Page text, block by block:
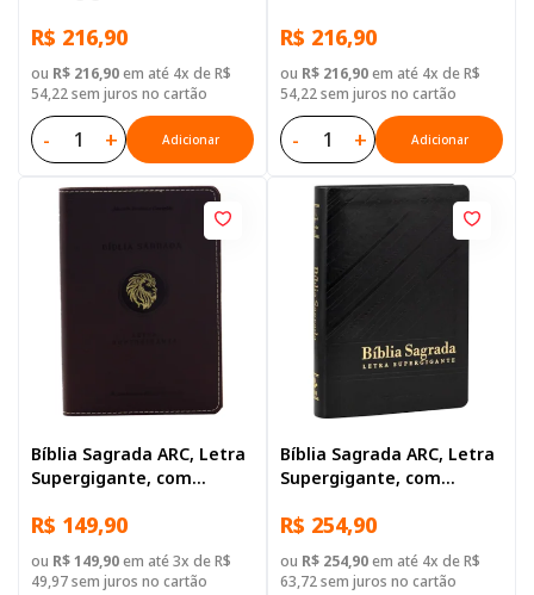
destacadas, com índice,
Capa Couro Sintético
Preta
R$ 216,90
ou R$ 216,90em até 4x de R$
54,22 sem juros no cartão
- + Adicionar
palavras de Jesus
destacadas, Capa Couro
Sintético Rosa
R$ 216,90
ou R$ 216,90em até 4x de R$
54,22 sem juros no cartão
- + Adicionar
Bíblia Sagrada ARC, Letra
Supergigante, com
destacadas, Capa Couro
Sintético Vinho
R$ 149,90
ou R$ 149,90em até 3x de R$
49,97 sem juros no cartão
Bíblia Sagrada ARC, Letra
Supergigante, com
destacadas, com índice,
com zíper, Capa Couro
Sintético Preta
R$ 254,90
ou R$ 254,90em até 4x de R$
63,72 sem juros no cartão